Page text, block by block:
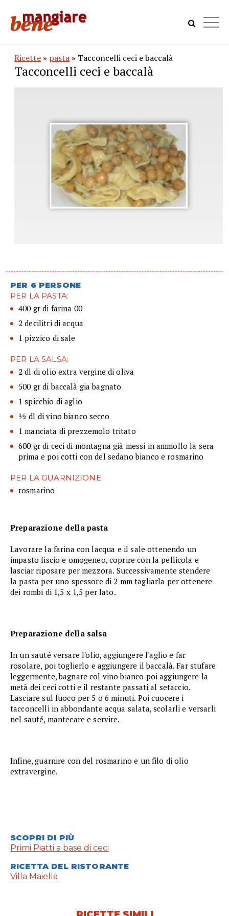
Ricette » pasta » Tacconcelli ceci e baccalà
Tacconcelli ceci e baccalà
PER 6 PERSONE
PER LA PASTA:
400 gr di farina 00
2 decilitri di acqua
1 pizzico di sale
PER LA SALSA:
2 dl di olio extra vergine di oliva
500 gr di baccalà gia bagnato
1 spicchio di aglio
½ dl di vino bianco secco
1 manciata di prezzemolo tritato
600 gr di ceci di montagna già messi in ammollo la sera
prima e poi cotti con del sedano bianco e rosmarino
PER LA GUARNIZIONE:
rosmarino
Preparazione della pasta
Lavorare la farina con lacqua e il sale ottenendo un
impasto liscio e omogeneo, coprire con la pellicola e
lasciar riposare per mezzora. Successivamente stendere
la pasta per uno spessore di 2 mm tagliarla per ottenere
dei rombi di 1,5 x 1,5 per lato.
Preparazione della salsa
In un sauté versare l'olio, aggiungere l'aglio e far
rosolare, poi toglierlo e aggiungere il baccalà. Far stufare
leggermente, bagnare col vino bianco poi aggiungere la
metà dei ceci cotti e il restante passati al setaccio.
Lasciare sul fuoco per 5 o 6 minuti. Poi cuocere i
tacconcelli in abbondante acqua salata, scolarli e versarli
nel sauté, mantecare e servire.
Infine, guarnire con del rosmarino e un filo di olio
extravergine.
SCOPRI DI PIÙ
Primi Piatti a base di ceci
RICETTA DEL RISTORANTE
Villa Maiella